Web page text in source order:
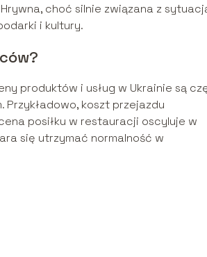
choć silnie związana z
i kultury.
produktów i usług w Ukrainie są
koszt przejazdu
posiłku w restauracji oscyluje w
się utrzymać normalność w